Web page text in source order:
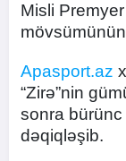
Misli
Apasport.az
“Zirə”nin
sonra bürünc
dəqiqləşib.